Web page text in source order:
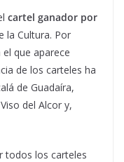
cartel ganador por
la Cultura. Por
que aparece
de los carteles ha
de Guadaíra,
del Alcor y,
todos los carteles